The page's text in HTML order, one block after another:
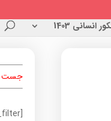
انسانی 1403
جست
[prdctfltr_sc_get_filter]